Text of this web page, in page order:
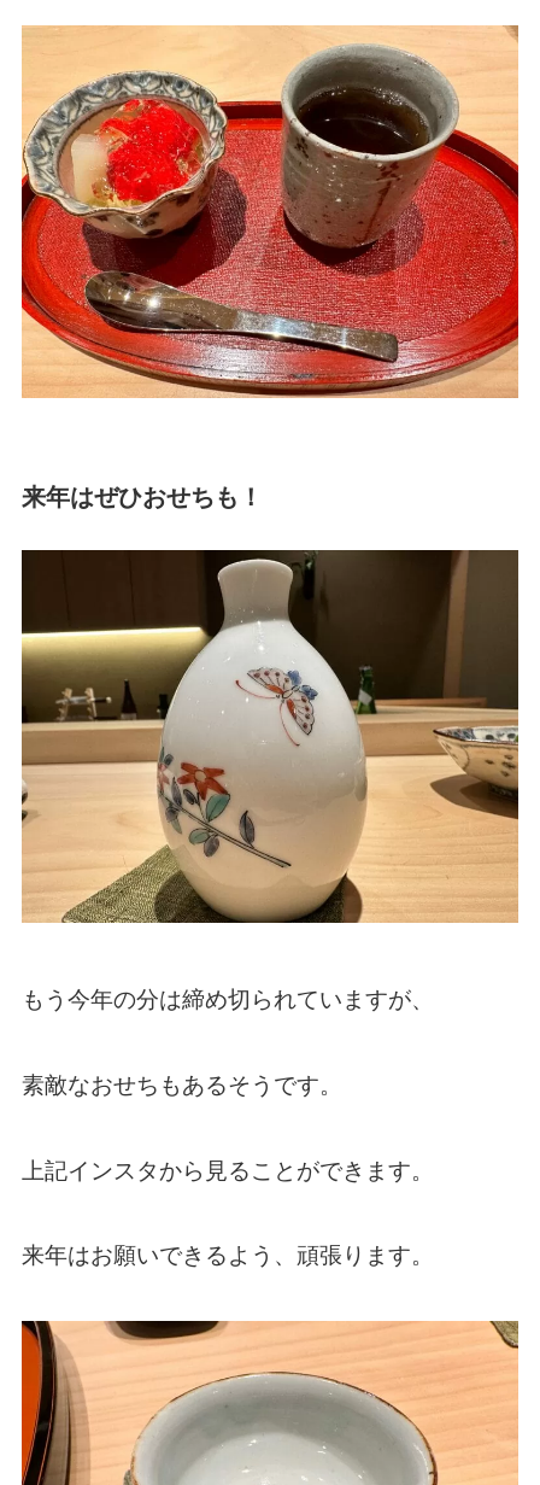
来年はぜひおせちも！
もう今年の分は締め切られていますが、
素敵なおせちもあるそうです。
上記インスタから見ることができます。
来年はお願いできるよう、頑張ります。